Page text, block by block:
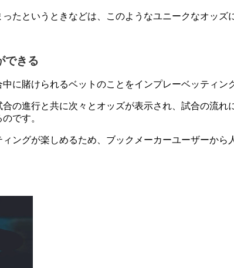
たというときなどは、このようなユニークなオッズ
できる
に賭けられるベットのことをインプレーベッティン
の進行と共に次々とオッズが表示され、試合の流
です。
ングが楽しめるため、ブックメーカーユーザーから